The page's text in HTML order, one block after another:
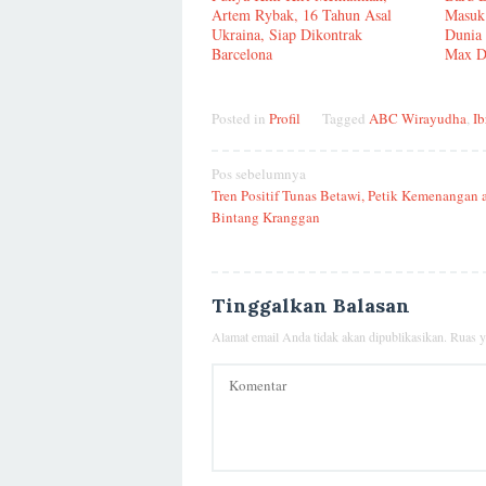
Artem Rybak, 16 Tahun Asal
Ukraina, Siap Dikontrak
Barcelona
Dunia
Max
Posted in Profil Tagged ABC Wirayudha,
Navigasi
pos
Pos sebelumnya
Tren Positif Tunas Betawi, Petik Kemenangan
Bintang Kranggan
Tinggalkan Balasan
Alamat email Anda tidak akan dipublikasikan. Ruas